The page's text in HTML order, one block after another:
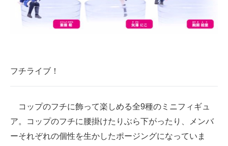
企業向けIT製品の総合サイト
モノづくり技術者専門サイト
電子設計の基本と応用
エネルギーの専門メディア
フチライブ！
コップのフチに飾って楽しめる全9種のミニフィギュ
ア。コップのフチに腰掛けたりぶら下がったり、メンバ
ーそれぞれの個性を生かしたポージングになっていま